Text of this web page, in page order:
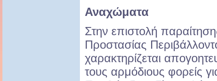
Αναχώματα
Στην επιστολή
Προστασίας
χαρακτηρίζεται
τους αρμόδιους φορείς